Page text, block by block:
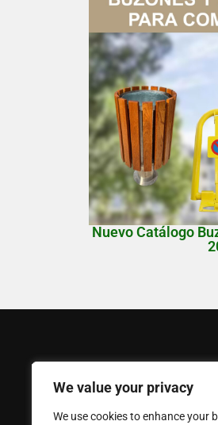
We value your privacy
We use cookies to enhance your
Nuevo Catálogo
FERPASA
Empresa
Noticias